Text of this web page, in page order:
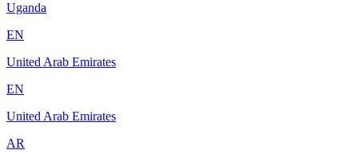
Uganda
EN
United Arab Emirates
EN
United Arab Emirates
AR